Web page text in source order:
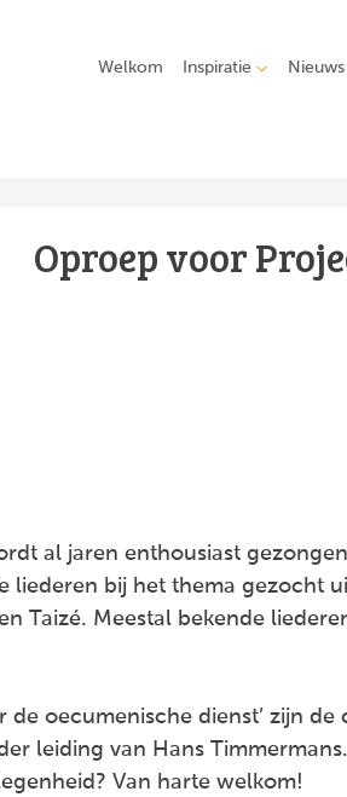
Welkom Inspiratie Nieuws
Oproep voor
al jaren enthousiast
liederen bij het thema gezocht
Taizé. Meestal bekende
de oecumenische dienst’ zijn de
leiding van Hans
Van harte welkom!